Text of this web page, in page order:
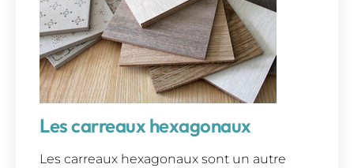
Les carreaux hexagonaux
Les carreaux hexagonaux sont un autre